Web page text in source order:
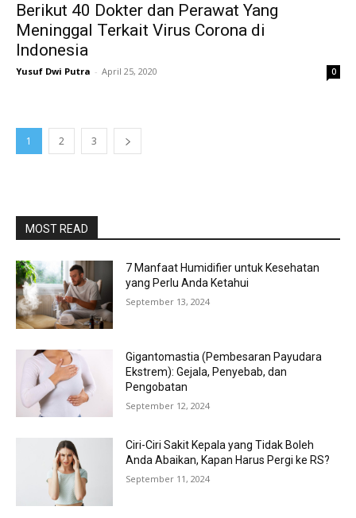
Berikut 40 Dokter dan Perawat Yang
Meninggal Terkait Virus Corona di
Indonesia
Yusuf Dwi Putra - April 25, 2020 0
1 2 3
MOST READ
7 Manfaat Humidifier untuk Kesehatan
yang Perlu Anda Ketahui
September 13, 2024
Gigantomastia (Pembesaran Payudara
Ekstrem): Gejala, Penyebab, dan
Pengobatan
September 12, 2024
Ciri-Ciri Sakit Kepala yang Tidak Boleh
Anda Abaikan, Kapan Harus Pergi ke RS?
September 11, 2024